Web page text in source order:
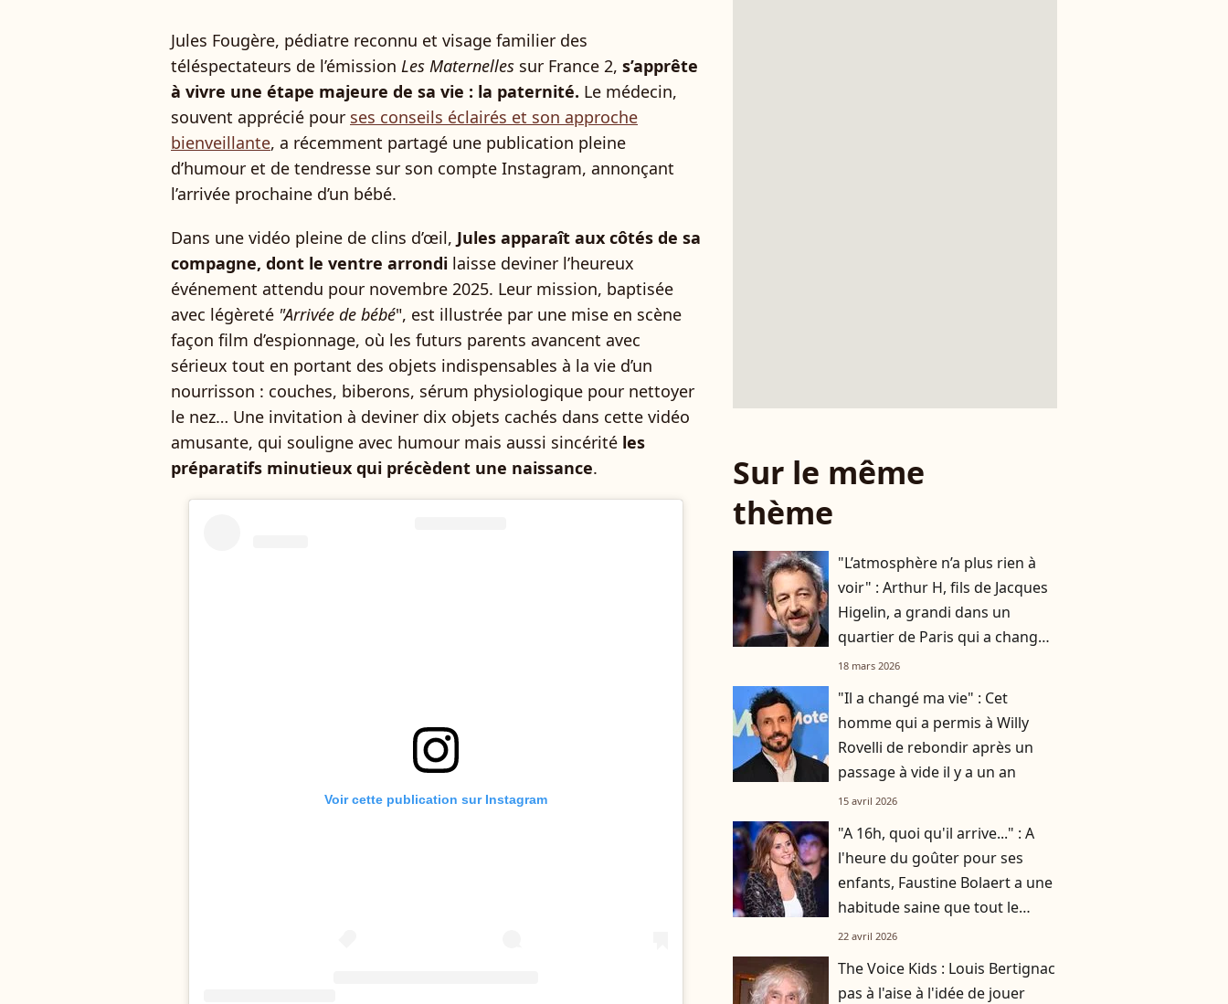
Jules Fougère, pédiatre reconnu et visage familier des
téléspectateurs de l’émission Les Maternelles sur France 2, s’apprête
à vivre une étape majeure de sa vie : la paternité. Le médecin,
souvent apprécié pour ses conseils éclairés et son approche
bienveillante, a récemment partagé une publication pleine
d’humour et de tendresse sur son compte Instagram, annonçant
l’arrivée prochaine d’un bébé.
Dans une vidéo pleine de clins d’œil, Jules apparaît aux côtés de sa
compagne, dont le ventre arrondi laisse deviner l’heureux
événement attendu pour novembre 2025. Leur mission, baptisée
avec légèreté "Arrivée de bébé", est illustrée par une mise en scène
façon film d’espionnage, où les futurs parents avancent avec
sérieux tout en portant des objets indispensables à la vie d’un
nourrisson : couches, biberons, sérum physiologique pour nettoyer
le nez… Une invitation à deviner dix objets cachés dans cette vidéo
amusante, qui souligne avec humour mais aussi sincérité les
préparatifs minutieux qui précèdent une naissance.
Voir cette publication sur Instagram
Sur le même
thème
"L’atmosphère n’a plus rien à
voir" : Arthur H, fils de Jacques
Higelin, a grandi dans un
quartier de Paris qui a changé
du tout au tout
18 mars 2026
"Il a changé ma vie" : Cet
homme qui a permis à Willy
Rovelli de rebondir après un
passage à vide il y a un an
15 avril 2026
"A 16h, quoi qu'il arrive..." : A
l'heure du goûter pour ses
enfants, Faustine Bolaert a une
habitude saine que tout le
monde peut copier
22 avril 2026
The Voice Kids : Louis Bertignac
pas à l'aise à l'idée de jouer